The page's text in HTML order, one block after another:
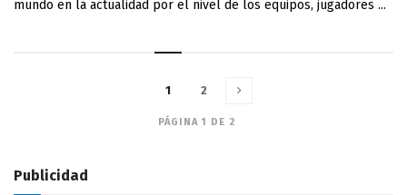
mundo en la actualidad por el nivel de los equipos, jugadores ...
PÁGINA 1 DE 2
1 2
Publicidad